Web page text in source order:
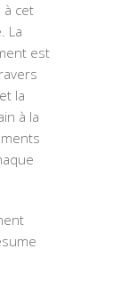
à cet
La
est
la
à la